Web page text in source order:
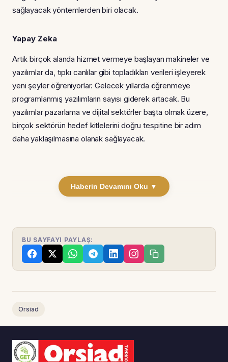
sağlayacak yöntemlerden biri olacak.
Yapay Zeka
Artık birçok alanda hizmet vermeye başlayan makineler ve
yazılımlar da, tıpkı canlılar gibi topladıkları verileri işleyerek
yeni şeyler öğreniyorlar. Gelecek yıllarda öğrenmeye
programlanmış yazılımların sayısı giderek artacak. Bu
yazılımlar pazarlama ve dijital sektörler başta olmak üzere,
birçok sektörün hedef kitlelerini doğru tespitine bir adım
daha yaklaşılmasına olanak sağlayacak.
Haberin Devamını Oku ▼
BU SAYFAYI PAYLAŞ:
Orsiad